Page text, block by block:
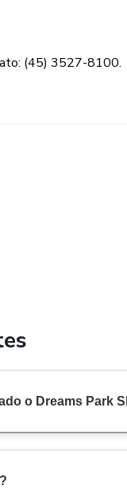
(45) 3527-8100.
o Dreams Park